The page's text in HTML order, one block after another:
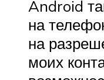
Android
на
на
моих